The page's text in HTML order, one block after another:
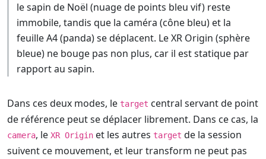
le sapin de Noël (nuage de points bleu vif) reste
immobile, tandis que la caméra (cône bleu) et la
feuille A4 (panda) se déplacent. Le XR Origin (sphère
bleue) ne bouge pas non plus, car il est statique par
rapport au sapin.
Dans ces deux modes, le target central servant de point
de référence peut se déplacer librement. Dans ce cas, la
camera, le XR Origin et les autres target de la session
suivent ce mouvement, et leur transform ne peut pas